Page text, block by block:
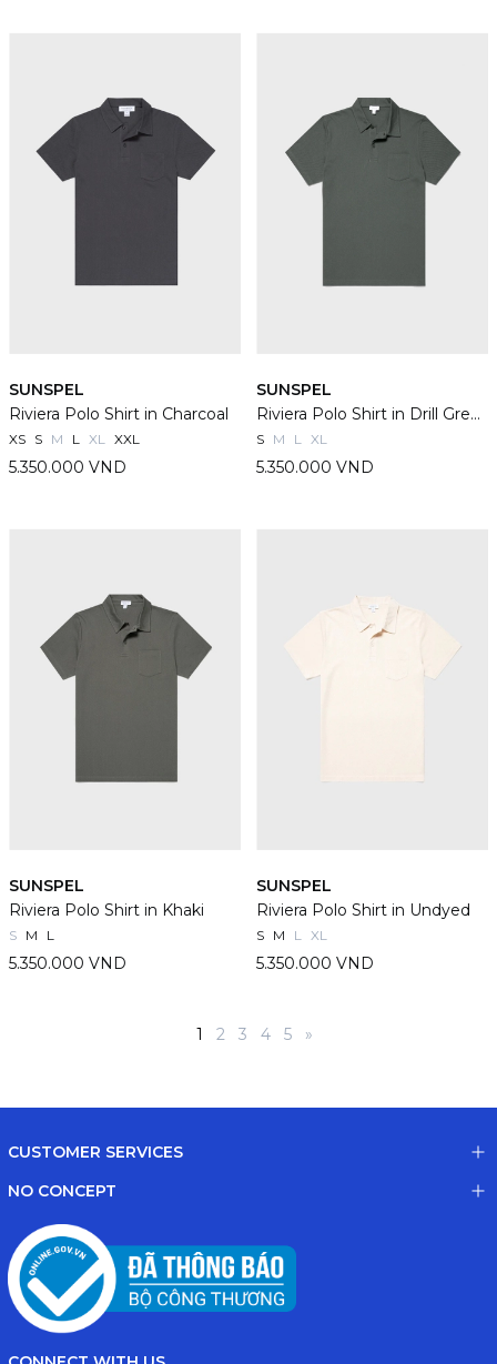
SUNSPEL
Riviera Polo Shirt in Charcoal
XS S M L XL XXL
5.350.000 VND
SUNSPEL
Riviera Polo Shirt in Drill Green
S M L XL
5.350.000 VND
SUNSPEL
Riviera Polo Shirt in Khaki
S M L
5.350.000 VND
SUNSPEL
Riviera Polo Shirt in Undyed
S M L XL
5.350.000 VND
1 2 3 4 5 »
CUSTOMER SERVICES
NO CONCEPT